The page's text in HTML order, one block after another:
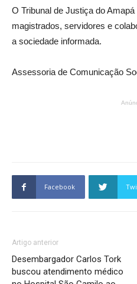
O Tribunal de Justiça do
magistrados, servidores e
a sociedade informada.
Assessoria de Comunicação
Facebook
Artigo anterior
Desembargador Carlos Tork
buscou atendimento médico